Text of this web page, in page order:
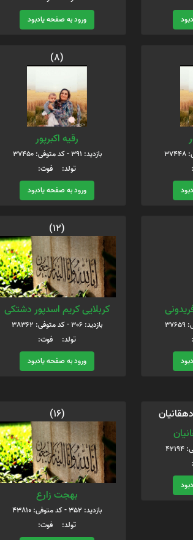
ورود به صفحه یادبود
(8)
رقیه اکبرپور
بازدید: 391 - کد متوفی: 37450
تولد: فوت:
ورود به صفحه یادبود
(12)
کربلایی کریم اسدپور دشتکی
بازدید: 306 - کد متوفی: 38362
تولد: فوت:
ورود به صفحه یادبود
(16)
بهجت زارع
بازدید: 352 - کد متوفی: 43810
تولد: فوت: